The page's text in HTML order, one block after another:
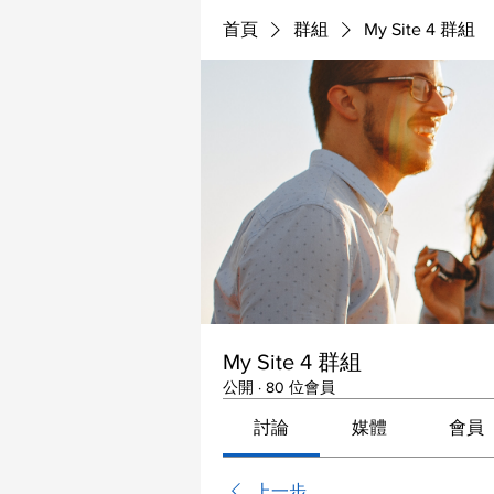
首頁 群組 My Site 4 群組
My Site 4 群組
公開 · 80 位會員
討論 媒體 會員